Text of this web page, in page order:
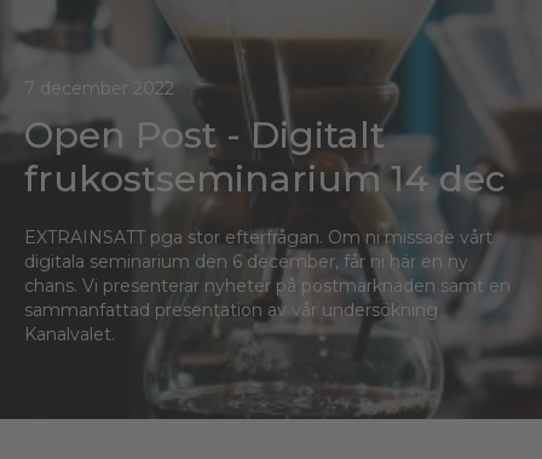
7 december 2022
Open Post - Digitalt
frukostseminarium 14 dec
EXTRAINSATT pga stor efterfrågan. Om ni missade vårt
digitala seminarium den 6 december, får ni här en ny
chans. Vi presenterar nyheter på postmarknaden samt en
sammanfattad presentation av vår undersökning
Kanalvalet.